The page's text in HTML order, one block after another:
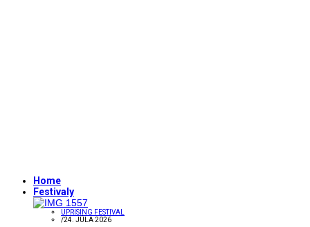
Home
Festivaly
UPRISING FESTIVAL
/24. JÚLA 2026